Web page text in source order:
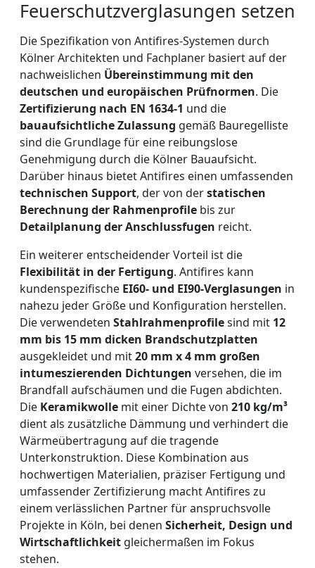
Feuerschutzverglasungen setzen
Die Spezifikation von Antifires-Systemen durch
Kölner Architekten und Fachplaner basiert auf der
nachweislichen Übereinstimmung mit den
deutschen und europäischen Prüfnormen. Die
Zertifizierung nach EN 1634-1 und die
bauaufsichtliche Zulassung gemäß Bauregelliste
sind die Grundlage für eine reibungslose
Genehmigung durch die Kölner Bauaufsicht.
Darüber hinaus bietet Antifires einen umfassenden
technischen Support, der von derstatischen
Berechnung der Rahmenprofile bis zur
Detailplanung der Anschlussfugen reicht.
Ein weiterer entscheidender Vorteil ist die
Flexibilität in der Fertigung. Antifires kann
kundenspezifische EI60- und EI90-Verglasungen in
nahezu jeder Größe und Konfiguration herstellen.
Die verwendeten Stahlrahmenprofilesind mit 12
mm bis 15 mm dicken Brandschutzplatten
ausgekleidet und mit20 mm x 4 mm großen
intumeszierenden Dichtungen versehen, die im
Brandfall aufschäumen und die Fugen abdichten.
Die Keramikwolle mit einer Dichte von 210 kg/m³
dient als zusätzliche Dämmung und verhindert die
Wärmeübertragung auf die tragende
Unterkonstruktion. Diese Kombination aus
hochwertigen Materialien, präziser Fertigung und
umfassender Zertifizierung macht Antifires zu
einem verlässlichen Partner für anspruchsvolle
Projekte in Köln, bei denen Sicherheit, Design und
Wirtschaftlichkeit gleichermaßen im Fokus
stehen.